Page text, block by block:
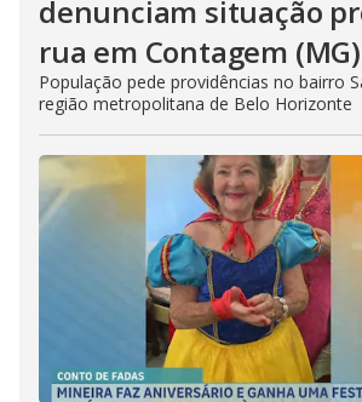
denunciam situação
rua em Contagem (MG)
População pede providências no bairro
região metropolitana de Belo Horizonte